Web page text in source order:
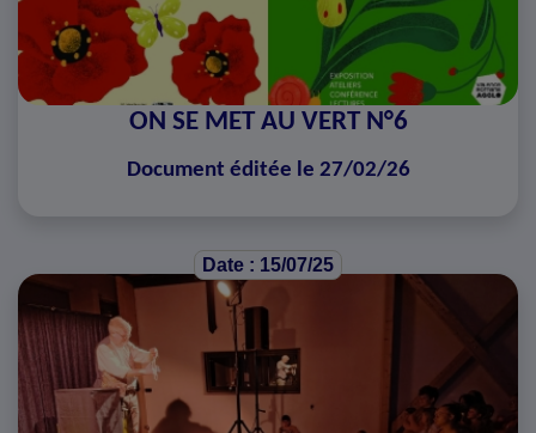
ON SE MET AU VERT N°6
Document éditée le 27/02/26
Date : 15/07/25